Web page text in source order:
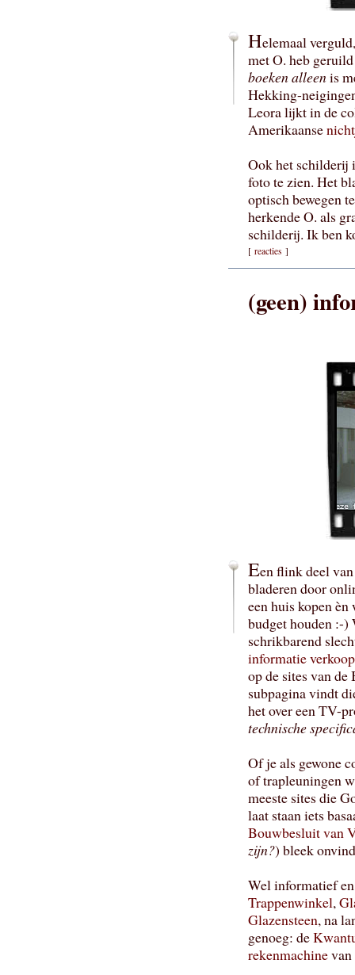
Helemaal
met O. heb
boeken alleenis
Hekking-
Leora lijkt in de
Amerikaanse
Ook het
foto te zien. Het
optisch bewegen
herkende O. als
schilderij. Ik ben
[ reacties ]
(geen)
Een flink deel
bladeren door
een huis kopen
budget houden :-
schrikbarend
informatie
op de sites van
subpagina vindt
het over een TV-
technische
Of je als gewone
of trapleuningen
meeste sites die
laat staan iets
Bouwbesluit van
zijn?) bleek
Wel informatief
Trappenwinkel,
Glazensteen, na
genoeg: de
rekenmachine